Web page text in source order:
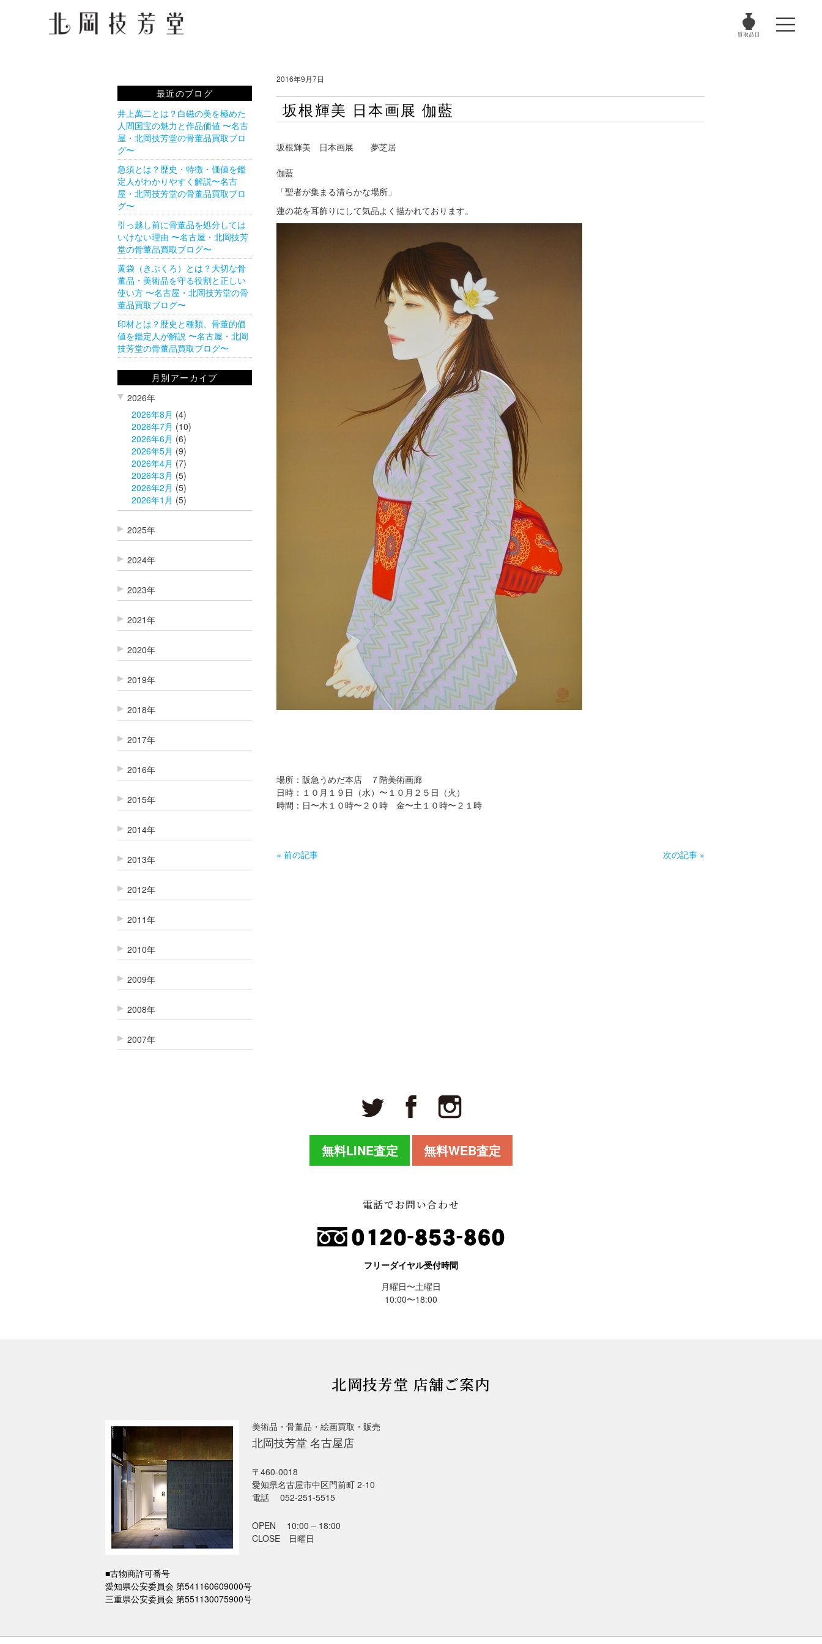
2016年9月7日
坂根輝美 日本画展 伽藍
坂根輝美 日本画展 夢芝居
伽藍
「聖者が集まる清らかな場所」
蓮の花を耳飾りにして気品よく描かれております。
場所：阪急うめだ本店 ７階美術画廊
日時：１０月１９日（水）〜１０月２５日（火）
時間：日〜木１０時〜２０時 金〜土１０時〜２１時
« 前の記事 次の記事 »
最近のブログ
井上萬二とは？白磁の美を極めた
人間国宝の魅力と作品価値 〜名古
屋・北岡技芳堂の骨董品買取ブロ
グ〜
急須とは？歴史・特徴・価値を鑑
定人がわかりやすく解説〜名古
屋・北岡技芳堂の骨董品買取ブロ
グ〜
引っ越し前に骨董品を処分しては
いけない理由 〜名古屋・北岡技芳
堂の骨董品買取ブログ〜
黄袋（きぶくろ）とは？大切な骨
董品・美術品を守る役割と正しい
使い方 〜名古屋・北岡技芳堂の骨
董品買取ブログ〜
印材とは？歴史と種類、骨董的価
値を鑑定人が解説 〜名古屋・北岡
技芳堂の骨董品買取ブログ〜
月別アーカイブ
2026年
2026年8月 (4)
2026年7月 (10)
2026年6月 (6)
2026年5月 (9)
2026年4月 (7)
2026年3月 (5)
2026年2月 (5)
2026年1月 (5)
2025年
2024年
2023年
2021年
2020年
2019年
2018年
2017年
2016年
2015年
2014年
2013年
2012年
2011年
2010年
2009年
2008年
2007年
無料LINE査定 無料WEB査定
電話でお問い合わせ
フリーダイヤル受付時間
月曜日〜土曜日
10:00〜18:00
北岡技芳堂 店舗ご案内
美術品・骨董品・絵画買取・販売
北岡技芳堂 名古屋店
〒460-0018
愛知県名古屋市中区門前町 2-10
電話 052-251-5515
OPEN 10:00 – 18:00
CLOSE 日曜日
■古物商許可番号
愛知県公安委員会 第541160609000号
三重県公安委員会 第551130075900号